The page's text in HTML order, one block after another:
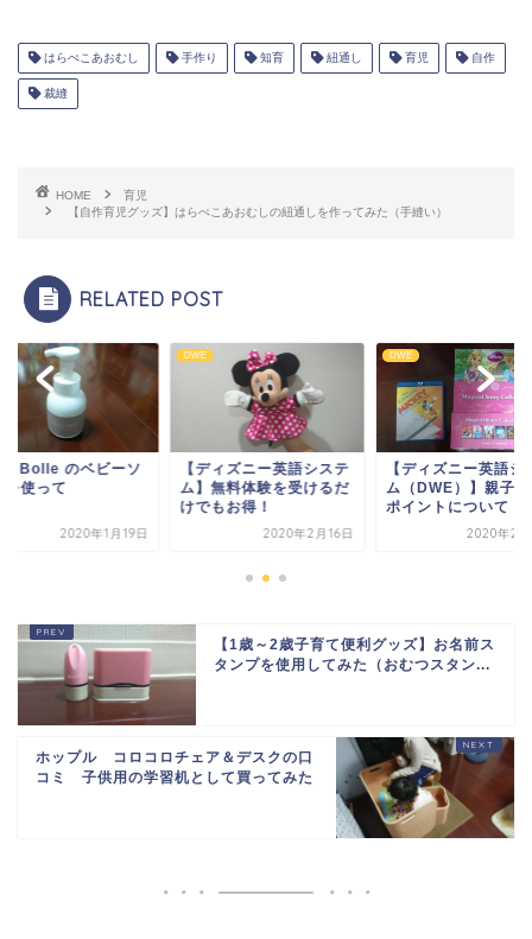
はらぺこあおむし 手作り 知育 紐通し 育児 自作
裁縫
HOME
育児
【自作育児グッズ】はらぺこあおむしの紐通しを作ってみた（手縫い）
RELATED POST
Bolle のベビーソ
を使って
2020年1月19日
DWE
【ディズニー英語システ
ム】無料体験を受けるだ
けでもお得！
2020年2月16日
DWE
【ディズニー英語シ
ム（DWE）】親子2
ポイントについて
2020年2
【1歳～2歳子育て便利グッズ】お名前ス
タンプを使用してみた（おむつスタン...
ホップル コロコロチェア＆デスクの口
コミ 子供用の学習机として買ってみた